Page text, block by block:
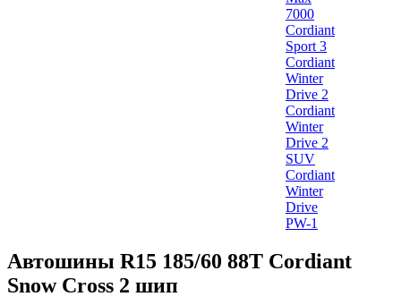
7000
Cordiant
Sport 3
Cordiant
Winter
Drive 2
Cordiant
Winter
Drive 2
SUV
Cordiant
Winter
Drive
PW-1
Автошины R15 185/60 88T Cordiant
Snow Cross 2 шип